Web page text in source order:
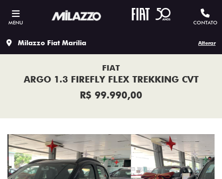
MENU CONTATO
Milazzo Fiat Marília Alterar
FIAT
ARGO 1.3 FIREFLY FLEX TREKKING CVT
R$ 99.990,00